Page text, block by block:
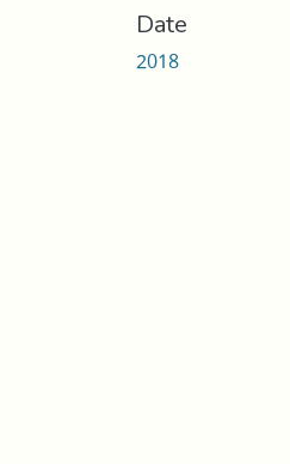
Date
2018